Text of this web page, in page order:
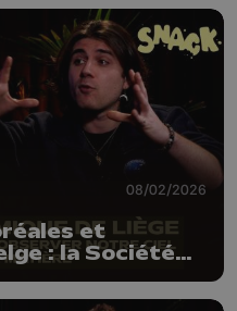
08/02/2026
et
: la Société
nous livre